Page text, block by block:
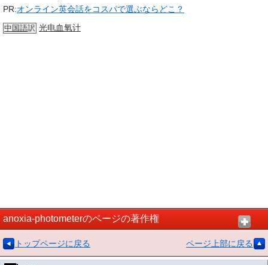
PR:オンライン英会話をコスパで選ぶならどこ？
中国語訳 光电血氧计
anoxia-photometerのページの著作権
トップページに戻る ページ上部に戻る